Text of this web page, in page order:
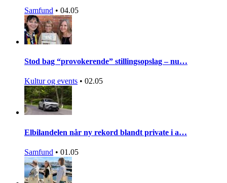
Samfund • 04.05
Stod bag “provokerende” stillingsopslag – nu…
Kultur og events • 02.05
Elbilandelen når ny rekord blandt private i a…
Samfund • 01.05